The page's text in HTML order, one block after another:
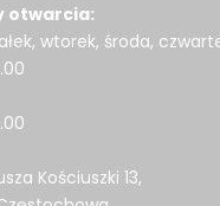
otwarcia:
wtorek, środa,
Kościuszki 13,